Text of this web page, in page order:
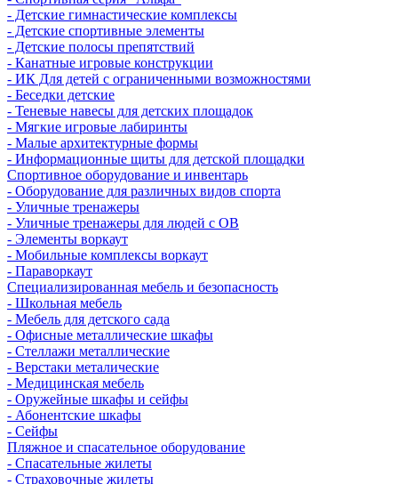
- Детские гимнастические комплексы
- Детские спортивные элементы
- Детские полосы препятствий
- Канатные игровые конструкции
- ИК Для детей с ограниченными возможностями
- Беседки детские
- Теневые навесы для детских площадок
- Мягкие игровые лабиринты
- Малые архитектурные формы
- Информационные щиты для детской площадки
Спортивное оборудование и инвентарь
- Оборудование для различных видов спорта
- Уличные тренажеры
- Уличные тренажеры для людей с ОВ
- Элементы воркаут
- Мобильные комплексы воркаут
- Параворкаут
Cпециализированная мебель и безопасность
- Школьная мебель
- Мебель для детского сада
- Офисные металлические шкафы
- Стеллажи металлические
- Верстаки металические
- Медицинская мебель
- Оружейные шкафы и сейфы
- Абонентские шкафы
- Сейфы
Пляжное и спасательное оборудование
- Спасательные жилеты
- Страховочные жилеты